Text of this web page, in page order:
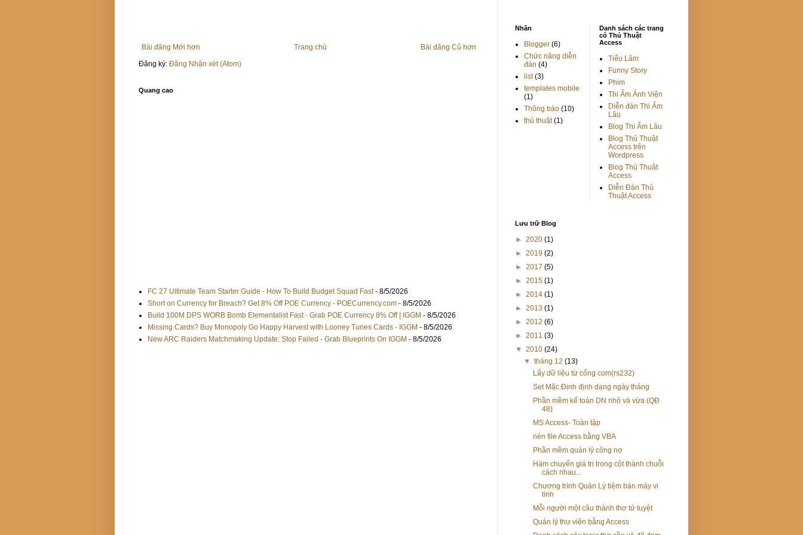
Bài đăng Mới hơn Bài đăng Cũ hơn
Trang chủ
Đăng ký: Đăng Nhận xét (Atom)
Quang cao
FC 27 Ultimate Team Starter Guide - How To Build Budget Squad Fast- 8/5/2026
Short on Currency for Breach? Get 8% Off POE Currency - POECurrency.com - 8/5/2026
Build 100M DPS WORB Bomb Elementalist Fast - Grab POE Currency 8% Off | IGGM - 8/5/2026
Missing Cards? Buy Monopoly Go Happy Harvest with Looney Tunes Cards - IGGM - 8/5/2026
New ARC Raiders Matchmaking Update: Stop Failed - Grab Blueprints On IGGM - 8/5/2026
Nhãn
Blogger (6)
Chức năng diễn
đàn (4)
list (3)
templates mobile
(1)
Thông báo (10)
thủ thuật (1)
Danh sách các trang
có Thủ Thuật
Access
Tiếu Lâm
Funny Story
Phim
Thi Ẩm Ảnh Viện
Diễn đàn Thi Ẩm
Lâu
Blog Thi Ẩm Lâu
Blog Thủ Thuật
Access trên
Wordpress
Blog Thủ Thuật
Access
Diễn Đàn Thủ
Thuật Access
Lưu trữ Blog
► 2020 (1)
► 2019 (2)
► 2017 (5)
► 2015 (1)
► 2014 (1)
► 2013 (1)
► 2012 (6)
► 2011 (3)
▼ 2010 (24)
▼tháng 12(13)
Lấy dữ liệu từ cổng com(rs232)
Set Mặc Định định dạng ngày tháng
Phần mềm kế toán DN nhỏ và vừa (QĐ
48)
MS Access- Toàn tập
nén file Access bằng VBA
Phần mềm quản lý công nợ
Hàm chuyển giá trị trong cột thành chuỗi
cách nhau...
Chương trình Quản Lý tiệm bán máy vi
tính
Mỗi người một câu thành thơ tứ tuyệt
Quản lý thư viện bằng Access